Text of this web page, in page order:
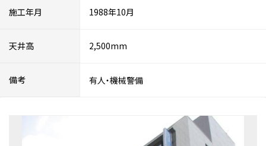
施工年月 1988年10月
天井高 2,500mm
備考 有人・機械警備